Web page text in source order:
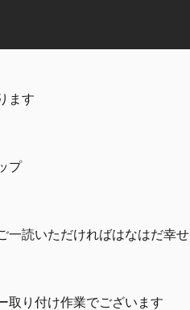
ます
プ
一読いただければはなはだ幸せ
取り付け作業でございます